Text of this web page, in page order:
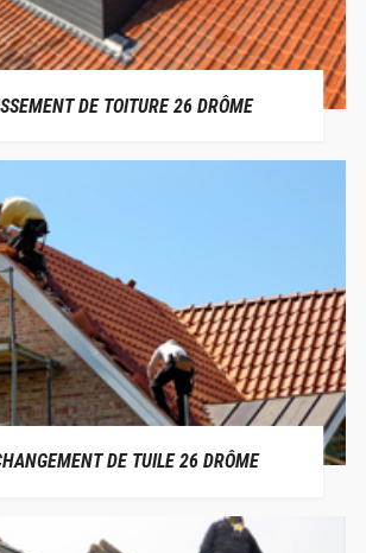
DE TOITURE 26 DRÔME
DE TUILE 26 DRÔME